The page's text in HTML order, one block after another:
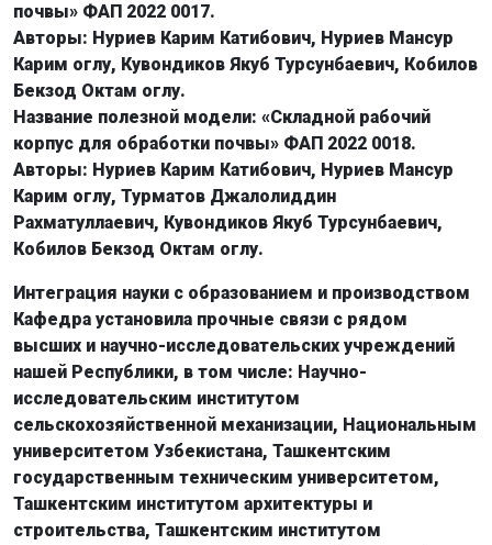
почвы» ФАП 2022 0017.
Авторы: Нуриев Карим Катибович, Нуриев Мансур
Карим оглу, Кувондиков Якуб Турсунбаевич, Кобилов
Бекзод Октам оглу.
Название полезной модели: «Складной рабочий
корпус для обработки почвы» ФАП 2022 0018.
Авторы: Нуриев Карим Катибович, Нуриев Мансур
Карим оглу, Турматов Джалолиддин
Рахматуллаевич, Кувондиков Якуб Турсунбаевич,
Кобилов Бекзод Октам оглу.
Интеграция науки с образованием и производством
Кафедра установила прочные связи с рядом
высших и научно-исследовательских учреждений
нашей Республики, в том числе: Научно-
исследовательским институтом
сельскохозяйственной механизации, Национальным
университетом Узбекистана, Ташкентским
государственным техническим университетом,
Ташкентским институтом архитектуры и
строительства, Ташкентским институтом